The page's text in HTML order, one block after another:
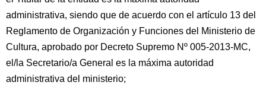
administrativa, siendo que de acuerdo con el artículo 13 del
Reglamento de Organización y Funciones del Ministerio de
Cultura, aprobado por Decreto Supremo Nº 005-2013-MC,
el/la Secretario/a General es la máxima autoridad
administrativa del ministerio;